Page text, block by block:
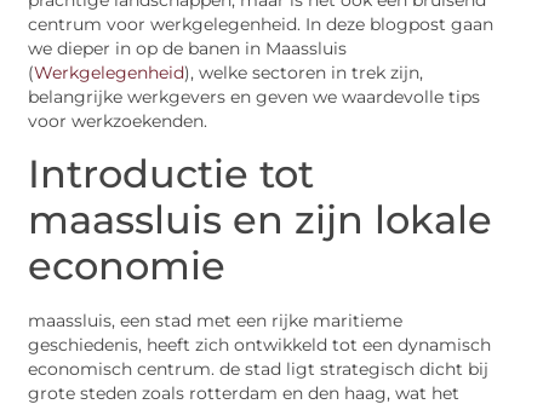
centrum voor werkgelegenheid. In deze blogpost gaan
we dieper in op de banen in Maassluis
(Werkgelegenheid), welke sectoren in trek zijn,
belangrijke werkgevers en geven we waardevolle tips
voor werkzoekenden.
Introductie tot
maassluis en zijn lokale
economie
maassluis, een stad met een rijke maritieme
geschiedenis, heeft zich ontwikkeld tot een dynamisch
economisch centrum. de stad ligt strategisch dicht bij
grote steden zoals rotterdam en den haag, wat het